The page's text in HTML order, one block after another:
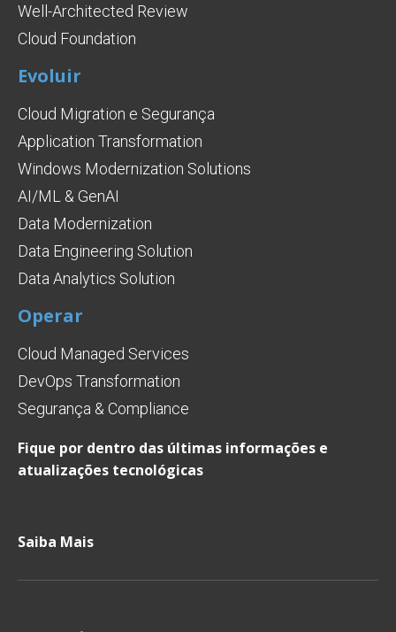
Well-Architected Review
Cloud Foundation
Evoluir
Cloud Migration e Segurança
Application Transformation
Windows Modernization Solutions
AI/ML & GenAI
Data Modernization
Data Engineering Solution
Data Analytics Solution
Operar
Cloud Managed Services
DevOps Transformation
Segurança & Compliance
Fique por dentro das últimas informações e
atualizações tecnológicas
Saiba Mais